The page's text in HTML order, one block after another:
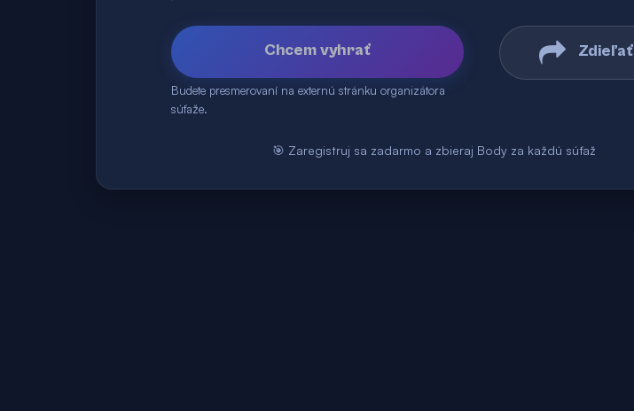
Chcem vyhrať
Budete presmerovaní na externú stránku organizátora
súťaže.
Zdieľať
🎯 Zaregistruj sa zadarmo a zbieraj Body za každú súťaž